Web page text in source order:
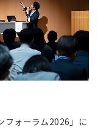
フォーラム2026」に